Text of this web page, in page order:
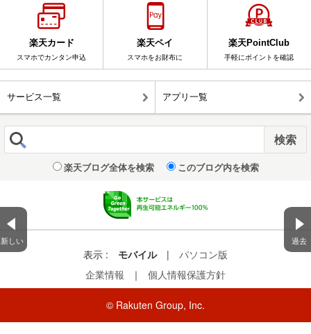
新しい 過去
楽天カード
スマホでカンタン申込
楽天ペイ
スマホをお財布に
楽天PointClub
手軽にポイントを確認
サービス一覧 アプリ一覧
楽天ブログ全体を検索 このブログ内を検索
表示 : モバイル |
パソコン版
企業情報
｜ 個人情報保護方針
© Rakuten Group, Inc.